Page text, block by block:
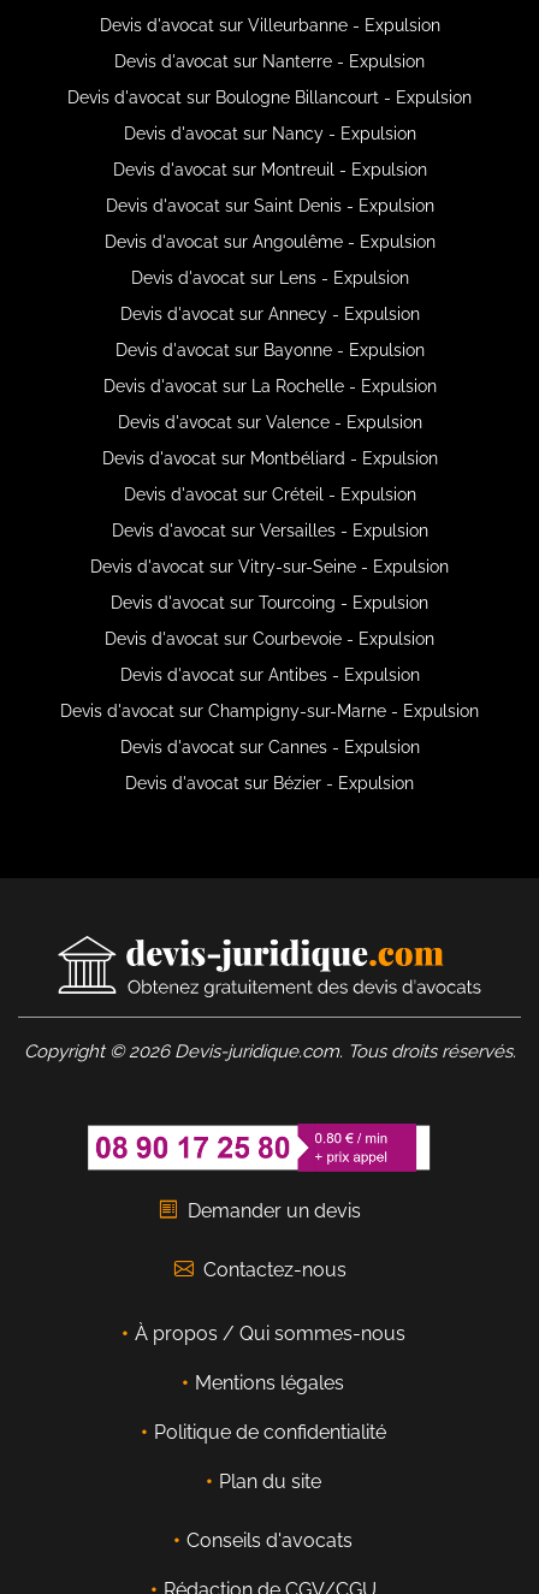
Devis d'avocat sur Villeurbanne - Expulsion
Devis d'avocat sur Nanterre - Expulsion
Devis d'avocat sur Boulogne Billancourt - Expulsion
Devis d'avocat sur Nancy - Expulsion
Devis d'avocat sur Montreuil - Expulsion
Devis d'avocat sur Saint Denis - Expulsion
Devis d'avocat sur Angoulême - Expulsion
Devis d'avocat sur Lens - Expulsion
Devis d'avocat sur Annecy - Expulsion
Devis d'avocat sur Bayonne - Expulsion
Devis d'avocat sur La Rochelle - Expulsion
Devis d'avocat sur Valence - Expulsion
Devis d'avocat sur Montbéliard - Expulsion
Devis d'avocat sur Créteil - Expulsion
Devis d'avocat sur Versailles - Expulsion
Devis d'avocat sur Vitry-sur-Seine - Expulsion
Devis d'avocat sur Tourcoing - Expulsion
Devis d'avocat sur Courbevoie - Expulsion
Devis d'avocat sur Antibes - Expulsion
Devis d'avocat sur Champigny-sur-Marne - Expulsion
Devis d'avocat sur Cannes - Expulsion
Devis d'avocat sur Bézier - Expulsion
Copyright © 2026 Devis-juridique.com. Tous droits réservés.
Demander un devis
Contactez-nous
À propos / Qui sommes-nous
Mentions légales
Politique de confidentialité
Plan du site
Conseils d'avocats